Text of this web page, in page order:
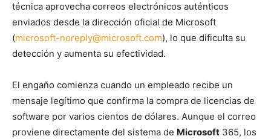
técnica aprovecha correos electrónicos auténticos
enviados desde la dirección oficial de Microsoft
(microsoft-noreply@microsoft.com), lo que dificulta su
detección y aumenta su efectividad.
El engaño comienza cuando un empleado recibe un
mensaje legítimo que confirma la compra de licencias de
software por varios cientos de dólares. Aunque el correo
proviene directamente del sistema de Microsoft 365, los